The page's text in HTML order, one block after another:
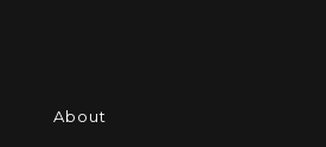
About